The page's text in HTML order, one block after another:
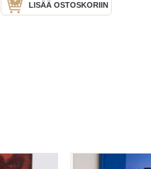
LISÄÄ OSTOSKORIIN